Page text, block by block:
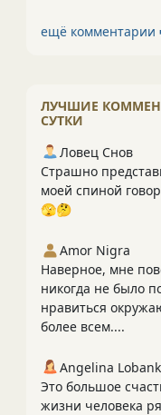
ещё
ЛУЧШИЕ
СУТКИ
Ловец Снов
Страшно
моей спиной
🫣🤔
Amor Nigra
Наверное, мне
никогда не было
нравиться
более всем....
Angelina
Это большое
жизни человека